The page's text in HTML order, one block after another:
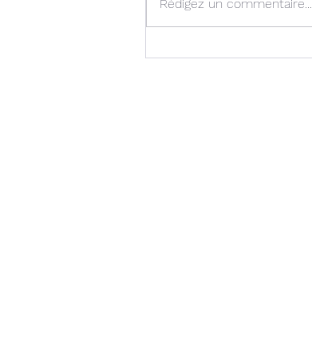
Rédigez un commentaire...